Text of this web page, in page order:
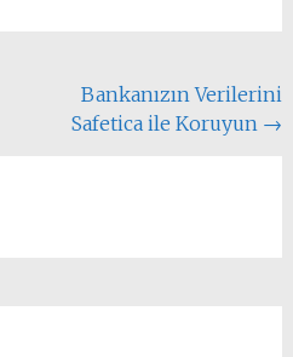
Bankanızın Verilerini
Safetica ile Koruyun →